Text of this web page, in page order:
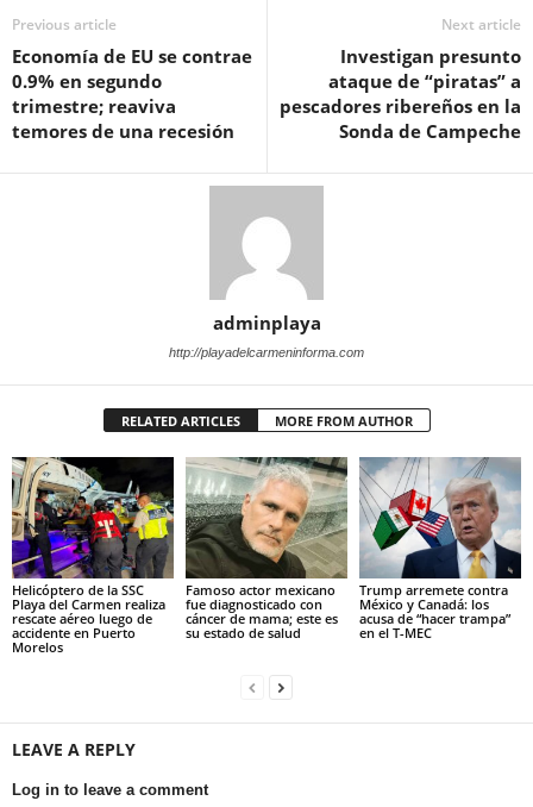
Previous article
Economía de EU se contrae
0.9% en segundo
trimestre; reaviva
temores de una recesión
Next article
Investigan presunto
ataque de “piratas” a
pescadores ribereños en la
Sonda de Campeche
adminplaya
http://playadelcarmeninforma.com
RELATED ARTICLES MORE FROM AUTHOR
Helicóptero de la SSC
Playa del Carmen realiza
rescate aéreo luego de
accidente en Puerto
Morelos
Famoso actor mexicano
fue diagnosticado con
cáncer de mama; este es
su estado de salud
Trump arremete contra
México y Canadá: los
acusa de “hacer trampa”
en el T-MEC
LEAVE A REPLY
Log in to leave a comment